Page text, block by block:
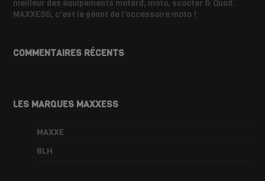
meilleur des équipements motard, moto, scooter & Quad.
MAXXESS, c'est le géant de l'accessoire moto !
COMMENTAIRES RÉCENTS
LES MARQUES MAXXESS
MAXXE
BLH